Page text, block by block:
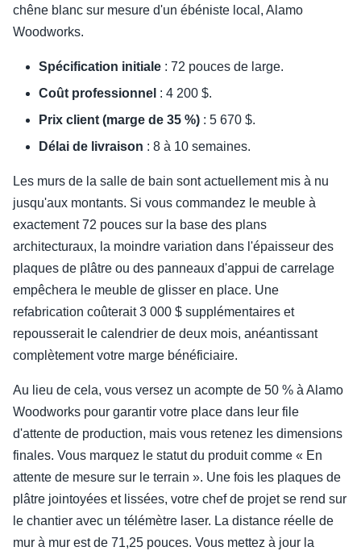
chêne blanc sur mesure d'un ébéniste local, Alamo
Woodworks.
Spécification initiale : 72 pouces de large.
Coût professionnel : 4 200 $.
Prix client (marge de 35 %) : 5 670 $.
Délai de livraison : 8 à 10 semaines.
Les murs de la salle de bain sont actuellement mis à nu
jusqu'aux montants. Si vous commandez le meuble à
exactement 72 pouces sur la base des plans
architecturaux, la moindre variation dans l'épaisseur des
plaques de plâtre ou des panneaux d'appui de carrelage
empêchera le meuble de glisser en place. Une
refabrication coûterait 3 000 $ supplémentaires et
repousserait le calendrier de deux mois, anéantissant
complètement votre marge bénéficiaire.
Au lieu de cela, vous versez un acompte de 50 % à Alamo
Woodworks pour garantir votre place dans leur file
d'attente de production, mais vous retenez les dimensions
finales. Vous marquez le statut du produit comme « En
attente de mesure sur le terrain ». Une fois les plaques de
plâtre jointoyées et lissées, votre chef de projet se rend sur
le chantier avec un télémètre laser. La distance réelle de
mur à mur est de 71,25 pouces. Vous mettez à jour la